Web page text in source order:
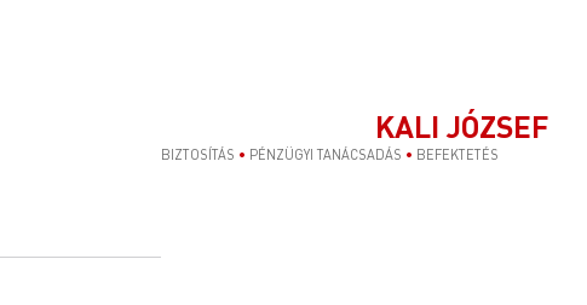
KALI JÓZSEF
BIZTOSÍTÁS • PÉNZÜGYI TANÁCSADÁS • BEFEKTETÉS